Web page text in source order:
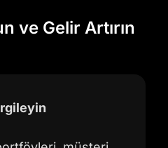
ve Gelir Artırın